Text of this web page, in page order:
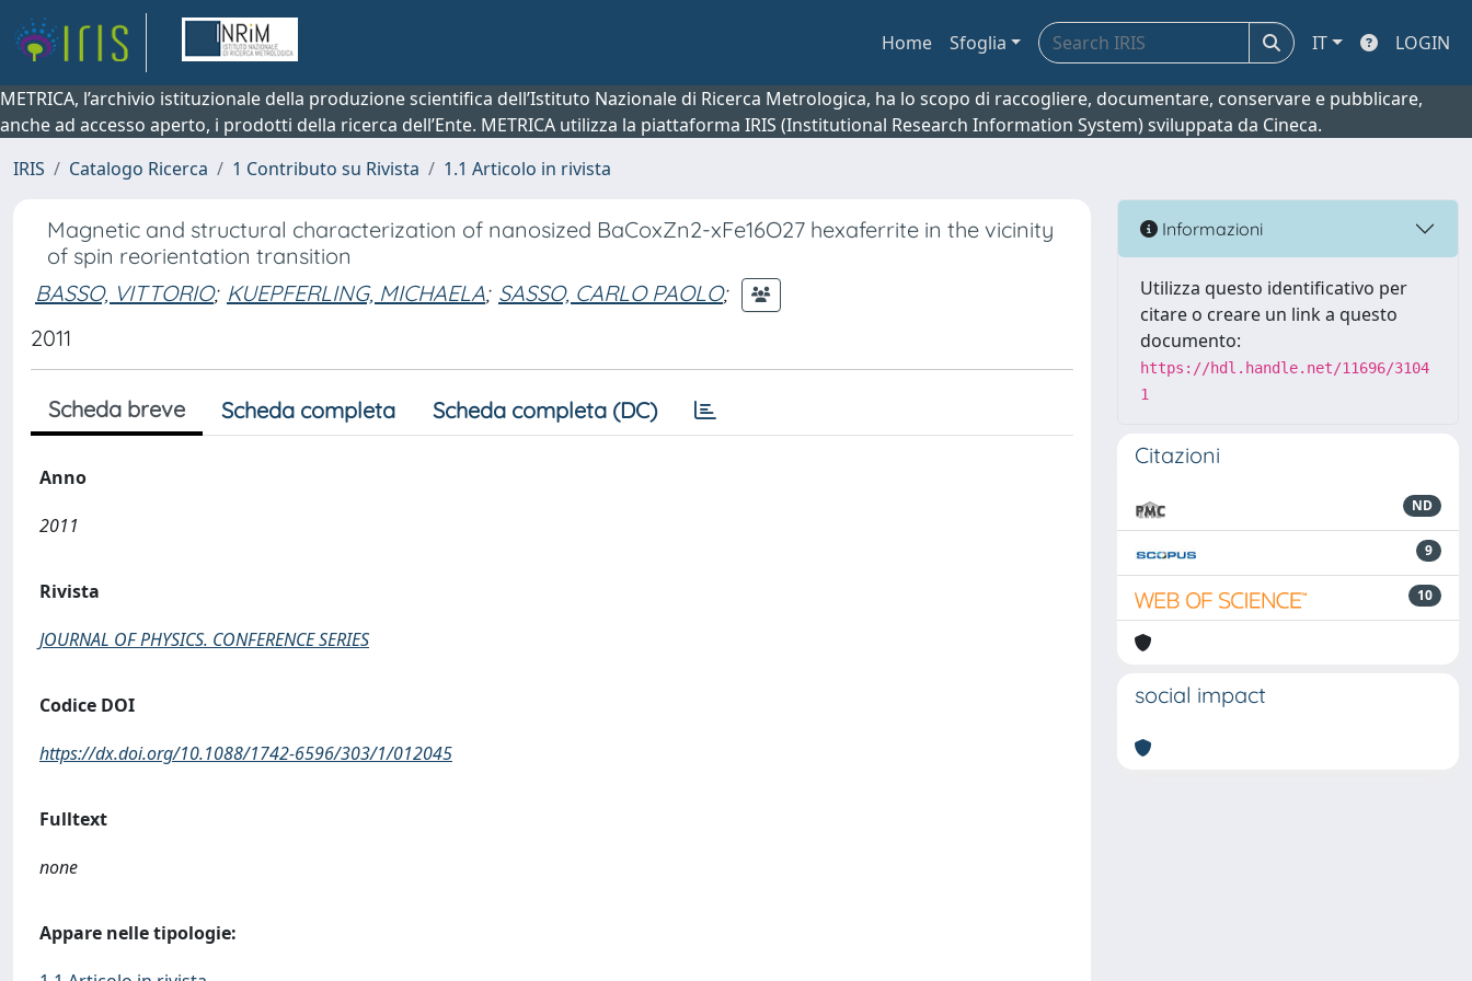
Home Sfoglia IT LOGIN
METRICA, l’archivio istituzionale della produzione scientifica dell’Istituto Nazionale di Ricerca Metrologica, ha lo scopo di raccogliere, documentare, conservare e pubblicare,
anche ad accesso aperto, i prodotti della ricerca dell’Ente. METRICA utilizza la piattaforma IRIS (Institutional Research Information System) sviluppata da Cineca.
IRIS
Catalogo Ricerca 1 Contributo su Rivista 1.1 Articolo in rivista
Magnetic and structural characterization of nanosized BaCoxZn2-xFe16O27 hexaferrite in the vicinity
of spin reorientation transition
BASSO, VITTORIO; KUEPFERLING, MICHAELA; SASSO, CARLO PAOLO;
2011
Scheda breve Scheda completa Scheda completa (DC)
Anno
2011
Rivista
JOURNAL OF PHYSICS. CONFERENCE SERIES
Codice DOI
https://dx.doi.org/10.1088/1742-6596/303/1/012045
Fulltext
none
Appare nelle tipologie:
Informazioni
Utilizza questo identificativo per
citare o creare un link a questo
documento:
https://hdl.handle.net/11696/3104
1
Citazioni
ND
9
10
social impact